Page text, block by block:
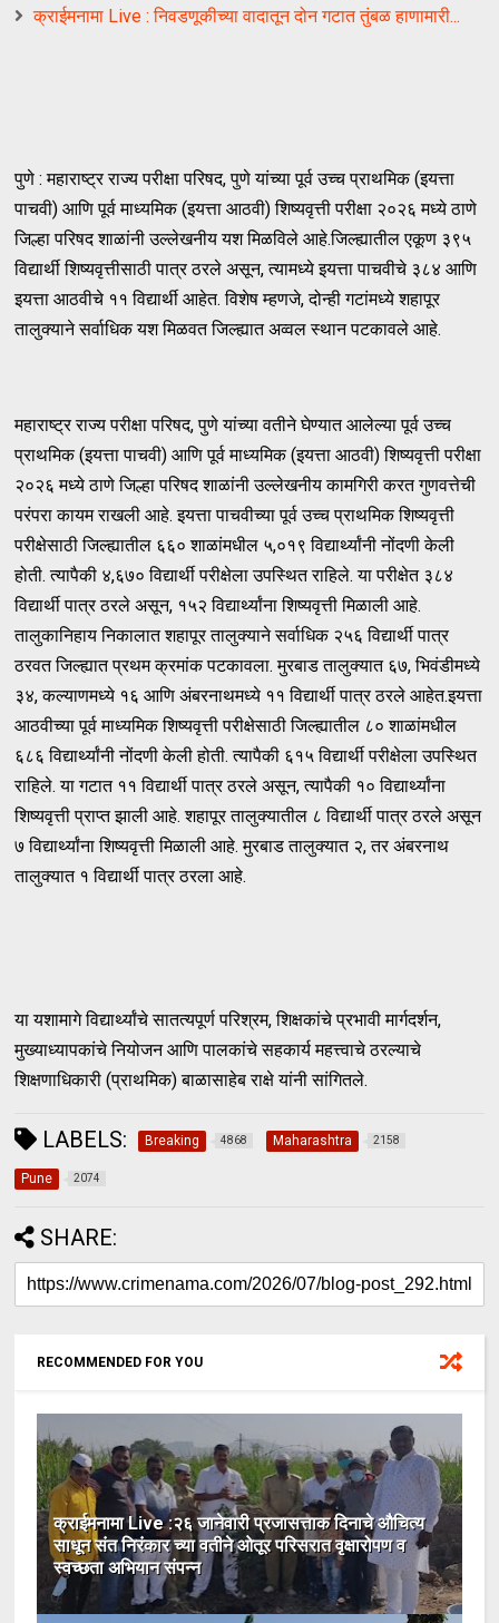
क्राईमनामा Live : निवडणूकीच्या वादातून दोन गटात तुंबळ हाणामारी...
पुणे : महाराष्ट्र राज्य परीक्षा परिषद, पुणे यांच्या पूर्व उच्च प्राथमिक (इयत्ता
पाचवी) आणि पूर्व माध्यमिक (इयत्ता आठवी) शिष्यवृत्ती परीक्षा २०२६ मध्ये ठाणे
जिल्हा परिषद शाळांनी उल्लेखनीय यश मिळविले आहे.जिल्ह्यातील एकूण ३९५
विद्यार्थी शिष्यवृत्तीसाठी पात्र ठरले असून, त्यामध्ये इयत्ता पाचवीचे ३८४ आणि
इयत्ता आठवीचे ११ विद्यार्थी आहेत. विशेष म्हणजे, दोन्ही गटांमध्ये शहापूर
तालुक्याने सर्वाधिक यश मिळवत जिल्ह्यात अव्वल स्थान पटकावले आहे.
महाराष्ट्र राज्य परीक्षा परिषद, पुणे यांच्या वतीने घेण्यात आलेल्या पूर्व उच्च
प्राथमिक (इयत्ता पाचवी) आणि पूर्व माध्यमिक (इयत्ता आठवी) शिष्यवृत्ती परीक्षा
२०२६ मध्ये ठाणे जिल्हा परिषद शाळांनी उल्लेखनीय कामगिरी करत गुणवत्तेची
परंपरा कायम राखली आहे. इयत्ता पाचवीच्या पूर्व उच्च प्राथमिक शिष्यवृत्ती
परीक्षेसाठी जिल्ह्यातील ६६० शाळांमधील ५,०१९ विद्यार्थ्यांनी नोंदणी केली
होती. त्यापैकी ४,६७० विद्यार्थी परीक्षेला उपस्थित राहिले. या परीक्षेत ३८४
विद्यार्थी पात्र ठरले असून, १५२ विद्यार्थ्यांना शिष्यवृत्ती मिळाली आहे.
तालुकानिहाय निकालात शहापूर तालुक्याने सर्वाधिक २५६ विद्यार्थी पात्र
ठरवत जिल्ह्यात प्रथम क्रमांक पटकावला. मुरबाड तालुक्यात ६७, भिवंडीमध्ये
३४, कल्याणमध्ये १६ आणि अंबरनाथमध्ये ११ विद्यार्थी पात्र ठरले आहेत.इयत्ता
आठवीच्या पूर्व माध्यमिक शिष्यवृत्ती परीक्षेसाठी जिल्ह्यातील ८० शाळांमधील
६८६ विद्यार्थ्यांनी नोंदणी केली होती. त्यापैकी ६१५ विद्यार्थी परीक्षेला उपस्थित
राहिले. या गटात ११ विद्यार्थी पात्र ठरले असून, त्यापैकी १० विद्यार्थ्यांना
शिष्यवृत्ती प्राप्त झाली आहे. शहापूर तालुक्यातील ८ विद्यार्थी पात्र ठरले असून
७ विद्यार्थ्यांना शिष्यवृत्ती मिळाली आहे. मुरबाड तालुक्यात २, तर अंबरनाथ
तालुक्यात १ विद्यार्थी पात्र ठरला आहे.
या यशामागे विद्यार्थ्यांचे सातत्यपूर्ण परिश्रम, शिक्षकांचे प्रभावी मार्गदर्शन,
मुख्याध्यापकांचे नियोजन आणि पालकांचे सहकार्य महत्त्वाचे ठरल्याचे
शिक्षणाधिकारी (प्राथमिक) बाळासाहेब राक्षे यांनी सांगितले.
LABELS: Breaking 4868 Maharashtra 2158
Pune 2074
SHARE:
RECOMMENDED FOR YOU
क्राईमनामा Live :२६ जानेवारी प्रजासत्ताक दिनाचे औचित्य
साधून संत निरंकार च्या वतीने ओतूर परिसरात वृक्षारोपण व
स्वच्छता अभियान संपन्न